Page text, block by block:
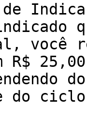
de
você
do